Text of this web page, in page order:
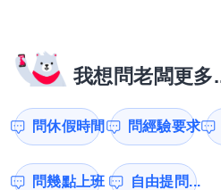
我想問老闆更多
問休假時間 問經驗要求
問幾點上班 自由提問...